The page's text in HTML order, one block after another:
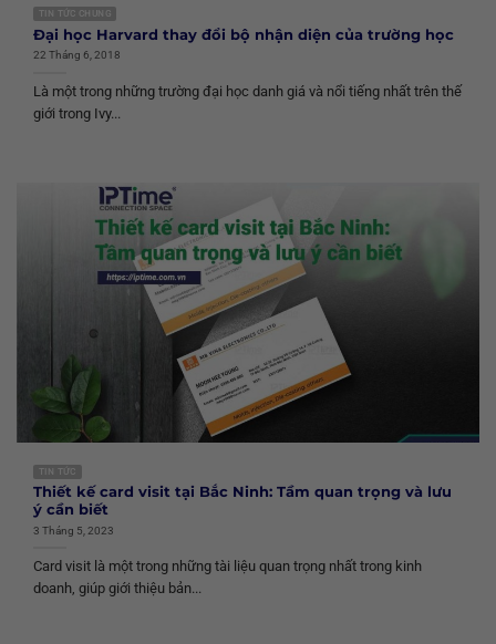
TIN TỨC CHUNG
Đại học Harvard thay đổi bộ nhận diện của trường học
22 Tháng 6, 2018
Là một trong những trường đại học danh giá và nổi tiếng nhất trên thế
giới trong Ivy...
TIN TỨC
Thiết kế card visit tại Bắc Ninh: Tầm quan trọng và lưu
ý cần biết
3 Tháng 5, 2023
Card visit là một trong những tài liệu quan trọng nhất trong kinh
doanh, giúp giới thiệu bản...